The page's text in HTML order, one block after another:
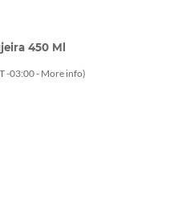
450 Ml
-03:00 -More info)